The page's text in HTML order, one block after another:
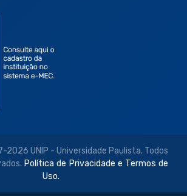
2026 UNIP - Universidade Paulista. Todos
Política de Privacidade e Termos de
Uso.